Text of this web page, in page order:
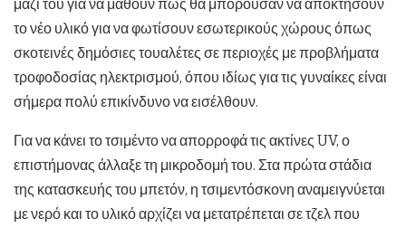
μαζί του για να μάθουν πώς θα μπορούσαν να αποκτήσουν
το νέο υλικό για να φωτίσουν εσωτερικούς χώρους όπως
σκοτεινές δημόσιες τουαλέτες σε περιοχές με προβλήματα
τροφοδοσίας ηλεκτρισμού, όπου ιδίως για τις γυναίκες είναι
σήμερα πολύ επικίνδυνο να εισέλθουν.
Για να κάνει το τσιμέντο να απορροφά τις ακτίνες UV, ο
επιστήμονας άλλαξε τη μικροδομή του. Στα πρώτα στάδια
της κατασκευής του μπετόν, η τσιμεντόσκονη αναμειγνύεται
με νερό και το υλικό αρχίζει να μετατρέπεται σε τζελ που